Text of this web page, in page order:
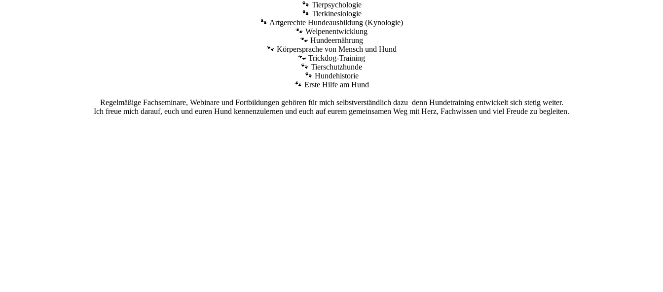
🐾 Tierpsychologie
🐾 Tierkinesiologie
🐾 Artgerechte Hundeausbildung (Kynologie)
🐾 Welpenentwicklung
🐾 Hundeernährung
🐾 Körpersprache von Mensch und Hund
🐾 Trickdog-Training
🐾 Tierschutzhunde
🐾 Hundehistorie
🐾 Erste Hilfe am Hund
Regelmäßige Fachseminare, Webinare und Fortbildungen gehören für mich selbstverständlich dazu denn Hundetraining entwickelt sich stetig weiter.
Ich freue mich darauf, euch und euren Hund kennenzulernen und euch auf eurem gemeinsamen Weg mit Herz, Fachwissen und viel Freude zu begleiten.